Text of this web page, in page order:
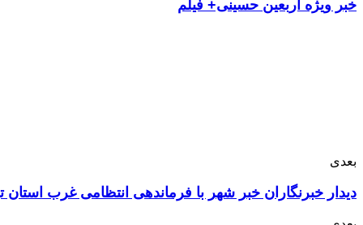
خبر ویژه اربعین حسینی+ فیلم
بعدی
دیدار خبرنگاران خبر شهر با فرماندهی انتظامی غرب استان